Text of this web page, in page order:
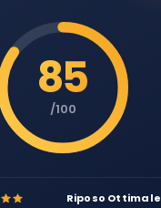
85
/100
Riposo Ottimale